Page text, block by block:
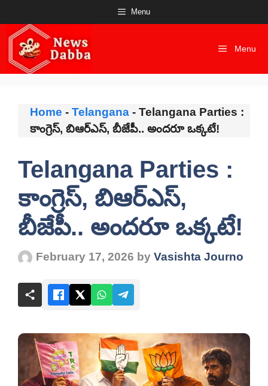
to
content
Menu
Menu
Home - Telangana - Telangana Parties :
కాంగ్రెస్, బిఆర్ఎస్, బీజేపీ.. అందరూ ఒక్కటే!
Telangana Parties :
కాంగ్రెస్, బిఆర్ఎస్,
బీజేపీ.. అందరూ ఒక్కటే!
February 17, 2026 by Vasishta Journo